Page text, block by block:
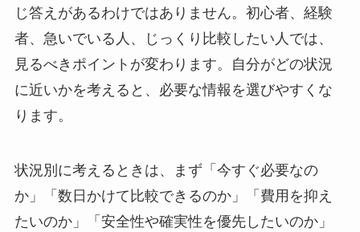
じ答えがあるわけではありません。初心者、経験
者、急いでいる人、じっくり比較したい人では、
見るべきポイントが変わります。自分がどの状況
に近いかを考えると、必要な情報を選びやすくな
ります。
状況別に考えるときは、まず「今すぐ必要なの
か」「数日かけて比較できるのか」「費用を抑え
たいのか」「安全性や確実性を優先したいのか」